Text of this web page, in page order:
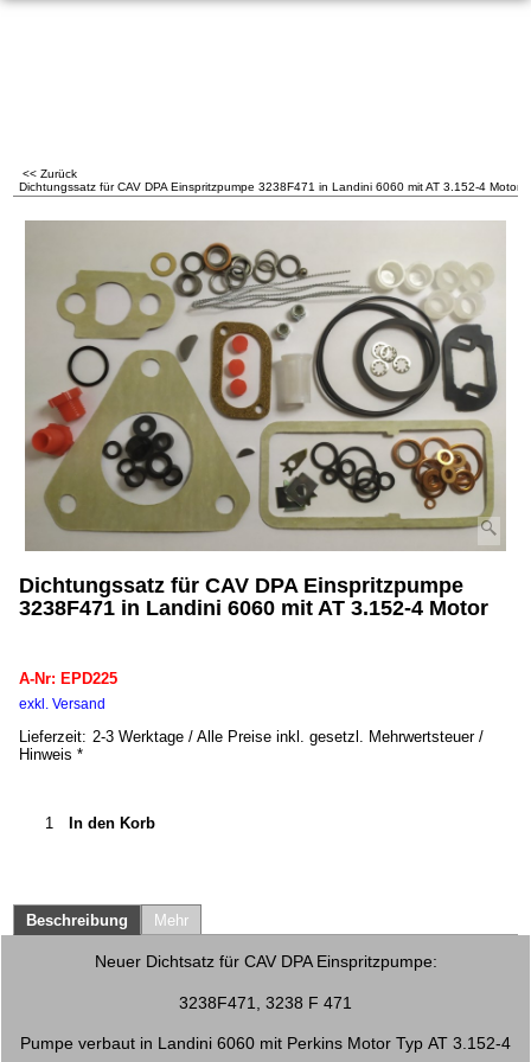
<< Zurück
Dichtungssatz für CAV DPA Einspritzpumpe 3238F471 in Landini 6060 mit AT 3.152-4 Motor
Dichtungssatz für CAV DPA Einspritzpumpe
3238F471 in Landini 6060 mit AT 3.152-4 Motor
A-Nr: EPD225
exkl. Versand
Lieferzeit: 2-3 Werktage / Alle Preise inkl. gesetzl. Mehrwertsteuer /
Hinweis *
In den Korb
Beschreibung Mehr
Neuer Dichtsatz für CAV DPA Einspritzpumpe:
3238F471, 3238 F 471
Pumpe verbaut in Landini 6060 mit Perkins Motor Typ AT 3.152-4